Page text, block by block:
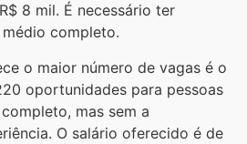
8 mil. É necessário ter
completo.
o maior número de vagas é o
oportunidades para pessoas
mas sem a
O salário oferecido é de